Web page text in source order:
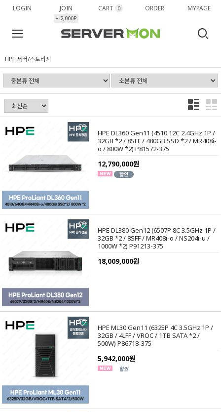
LOGIN JOIN
+ 2,000P
CART 0 ORDER MYPAGE
HPE 서버/스토리지
HPE DL360 Gen11 (4510 12C 2.4GHz 1P /
32GB *2 / 8SFF / 480GB SSD *2 / MR408i-
o / 800W *2) P81572-375
12,790,000원
HPE DL380 Gen12 (6507P 8C 3.5GHz 1P /
32GB *2 / 8SFF / MR408i-o / NS204i-u /
1000W *2) P91213-375
18,009,000원
HPE ML30 Gen11 (6325P 4C 3.5GHz 1P /
32GB / 4LFF / VROC / 1TB SATA *2 /
500W) P86718-375
5,942,000원